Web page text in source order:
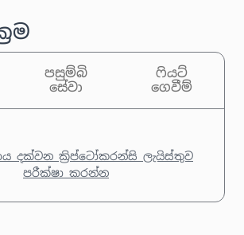
පසුම්බි
සේවා
ෆියට්
ගෙවීම්
දක්වන ක්‍රිප්ටෝකරන්සි ලැයිස්තුව
පරීක්ෂා කරන්න